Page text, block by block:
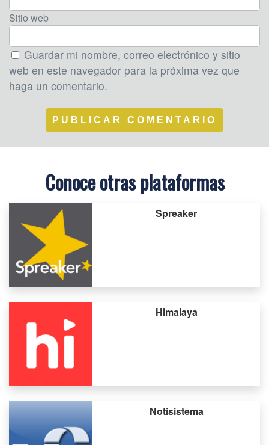
Sitio web
Guardar mi nombre, correo electrónico y sitio
web en este navegador para la próxima vez que
haga un comentario.
Conoce otras plataformas
Spreaker
Himalaya
Notisistema